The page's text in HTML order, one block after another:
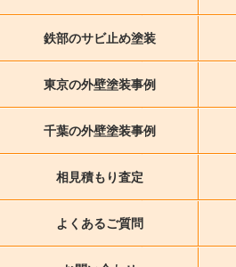
鉄部のサビ止め塗装
東京の外壁塗装事例
千葉の外壁塗装事例
相見積もり査定
よくあるご質問